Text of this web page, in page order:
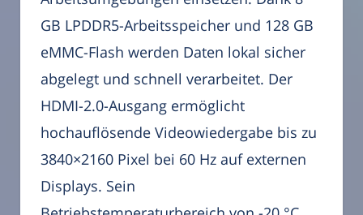
GB LPDDR5-Arbeitsspeicher und 128 GB
eMMC-Flash werden Daten lokal sicher
abgelegt und schnell verarbeitet. Der
HDMI-2.0-Ausgang ermöglicht
hochauflösende Videowiedergabe bis zu
3840×2160 Pixel bei 60 Hz auf externen
Displays. Sein